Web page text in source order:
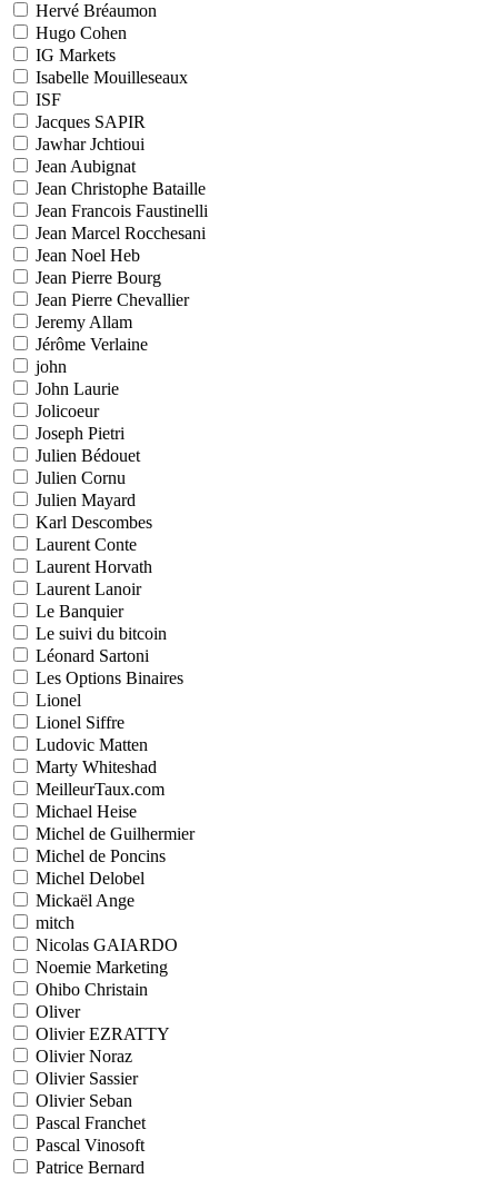
Hervé Bréaumon
Hugo Cohen
IG Markets
Isabelle Mouilleseaux
ISF
Jacques SAPIR
Jawhar Jchtioui
Jean Aubignat
Jean Christophe Bataille
Jean Francois Faustinelli
Jean Marcel Rocchesani
Jean Noel Heb
Jean Pierre Bourg
Jean Pierre Chevallier
Jeremy Allam
Jérôme Verlaine
john
John Laurie
Jolicoeur
Joseph Pietri
Julien Bédouet
Julien Cornu
Julien Mayard
Karl Descombes
Laurent Conte
Laurent Horvath
Laurent Lanoir
Le Banquier
Le suivi du bitcoin
Léonard Sartoni
Les Options Binaires
Lionel
Lionel Siffre
Ludovic Matten
Marty Whiteshad
MeilleurTaux.com
Michael Heise
Michel de Guilhermier
Michel de Poncins
Michel Delobel
Mickaël Ange
mitch
Nicolas GAIARDO
Noemie Marketing
Ohibo Christain
Oliver
Olivier EZRATTY
Olivier Noraz
Olivier Sassier
Olivier Seban
Pascal Franchet
Pascal Vinosoft
Patrice Bernard